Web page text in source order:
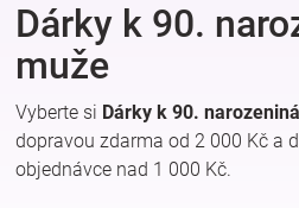
oblečení
Pokojíček
a
Dárky k 90.
muže
Vyberte si Dárky k 90.
dopravou zdarma od 2 000 Kč a
objednávce nad 1 000 Kč.